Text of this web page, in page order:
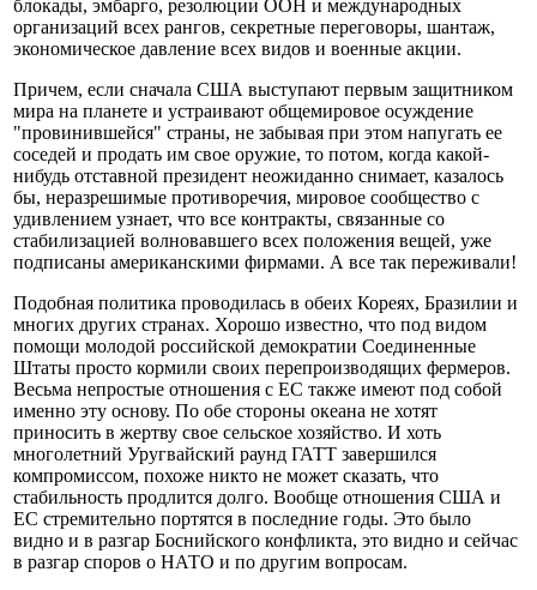
блокады, эмбарго, резолюции ООН и международных
организаций всех рангов, секретные переговоры, шантаж,
экономическое давление всех видов и военные акции.
Причем, если сначала США выступают первым защитником
мира на планете и устраивают общемировое осуждение
"провинившейся" страны, не забывая при этом напугать ее
соседей и продать им свое оружие, то потом, когда какой-
нибудь отставной президент неожиданно снимает, казалось
бы, неразрешимые противоречия, мировое сообщество с
удивлением узнает, что все контракты, связанные со
стабилизацией волновавшего всех положения вещей, уже
подписаны американскими фирмами. А все так переживали!
Подобная политика проводилась в обеих Кореях, Бразилии и
многих других странах. Хорошо известно, что под видом
помощи молодой российской демократии Соединенные
Штаты просто кормили своих перепроизводящих фермеров.
Весьма непростые отношения с ЕС также имеют под собой
именно эту основу. По обе стороны океана не хотят
приносить в жертву свое сельское хозяйство. И хоть
многолетний Уругвайский раунд ГАТТ завершился
компромиссом, похоже никто не может сказать, что
стабильность продлится долго. Вообще отношения США и
ЕС стремительно портятся в последние годы. Это было
видно и в разгар Боснийского конфликта, это видно и сейчас
в разгар споров о НАТО и по другим вопросам.